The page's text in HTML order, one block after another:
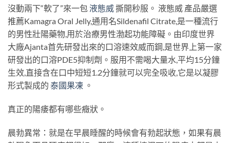
沒動兩下“軟了”來一包 液態威撕開秒服。 液態威 產品嚴選
推薦Kamagra Oral Jelly,通用名Sildenafil Citrate,是一種流行
的男性壯陽藥物,用於治療男性渤起功能障礙。由印度世界
大廠Ajanta首先研發出來的口溶速效威而鋼,是世界上第一家
研發出的口溶PDE5抑制劑。服用不需喝大量水,平均15分鐘
生效,直接含在口中短短1.2分鐘就可以完全吸收,它是以凝膠
形式製成的 泰國果凍 。
真正的陽痿都有哪些癥狀。
晨勃異常：就是在早晨睡醒的時候會有勃起狀態，如果有晨